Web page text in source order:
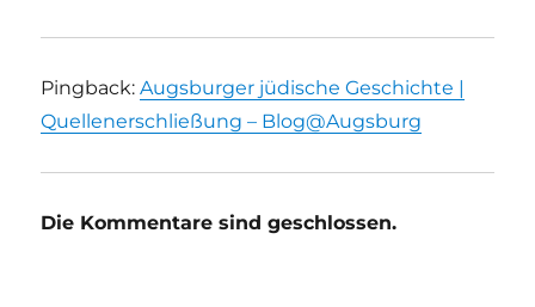
Pingback:Augsburger jüdische Geschichte |
Quellenerschließung – Blog@Augsburg
Die Kommentare sind geschlossen.